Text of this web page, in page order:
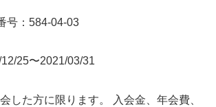
号：584-04-03
25〜2021/03/31
した方に限ります。 入会金、年会費、